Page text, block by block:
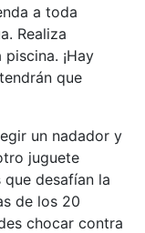
a toda
Realiza
¡Hay
que
un nadador y
juguete
desafían la
de los 20
chocar contra